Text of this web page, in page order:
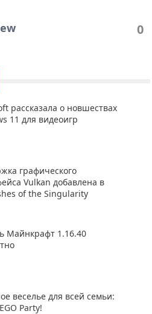
0
рассказала о новшествах
11 для видеоигр
графического
Vulkan добавлена в
of the Singularity
Майнкрафт 1.16.40
веселье для всей семьи:
Party!